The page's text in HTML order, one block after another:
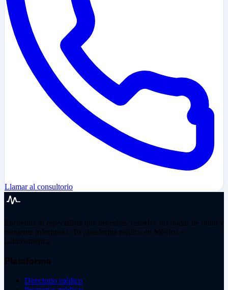
Llamar al consultorio
Encuentra al especialista que necesitas, resuelve tus dudas de salud y
mantente informado. Tu plataforma médica en México y
Latinoamérica.
Plataforma
Directorio médico